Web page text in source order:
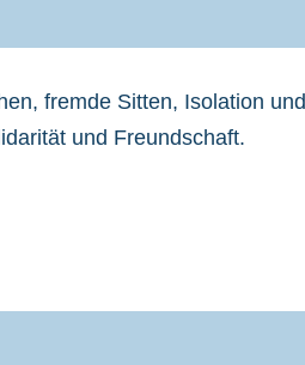
fremde Sitten, Isolation und
und Freundschaft.